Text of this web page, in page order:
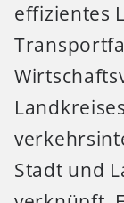
effizientes
Stadt und